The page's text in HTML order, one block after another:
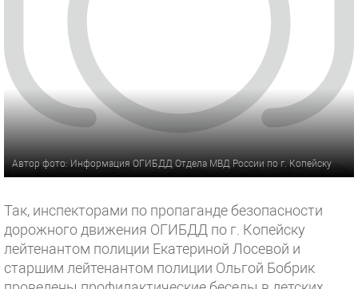
Автор фото: Информация ОГИБДД Отдела МВД России по г. Копейску
Так, инспекторами по пропаганде безопасности
дорожного движения ОГИБДД по г. Копейску
лейтенантом полиции Екатериной Лосевой и
старшим лейтенантом полиции Ольгой Бобрик